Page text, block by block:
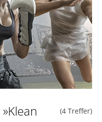
(4 Treffer)
»Klean